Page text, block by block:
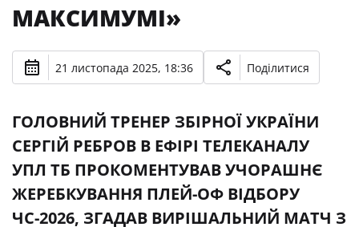
МАКСИМУМІ»
21 листопада 2025, 18:36 Поділитися
ГОЛОВНИЙ ТРЕНЕР ЗБІРНОЇ УКРАЇНИ
СЕРГІЙ РЕБРОВ В ЕФІРІ ТЕЛЕКАНАЛУ
УПЛ ТБ ПРОКОМЕНТУВАВ УЧОРАШНЄ
ЖЕРЕБКУВАННЯ ПЛЕЙ-ОФ ВІДБОРУ
ЧС-2026, ЗГАДАВ ВИРІШАЛЬНИЙ МАТЧ З